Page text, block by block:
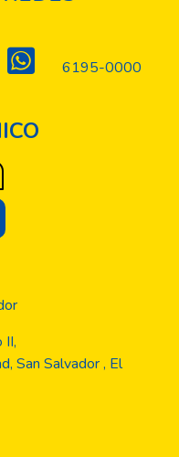
6195-0000
II,
San Salvador , El